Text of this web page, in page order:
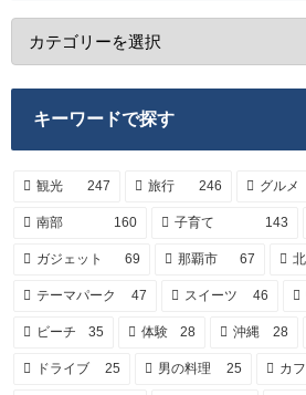
キーワードで探す
観光 247 旅行 246 グルメ
南部 160 子育て 143
ガジェット 69 那覇市 67
テーマパーク 47 スイーツ 46
ビーチ 35 体験 28 沖縄 28
ドライブ 25 男の料理 25 カ